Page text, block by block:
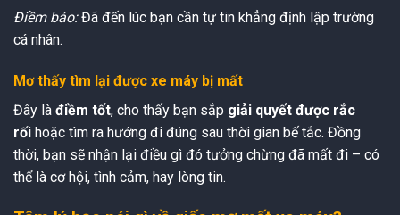
Điềm báo:Đã đến lúc bạn cần tự tin khẳng định lập trường
cá nhân.
Mơ thấy tìm lại được xe máy bị mất
Đây là điềm tốt, cho thấy bạn sắp giải quyết được rắc
rối hoặc tìm ra hướng đi đúng sau thời gian bế tắc. Đồng
thời, bạn sẽ nhận lại điều gì đó tưởng chừng đã mất đi – có
thể là cơ hội, tình cảm, hay lòng tin.